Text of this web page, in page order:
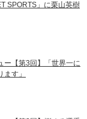
SPORTS」に栗山英樹
ー【第3回】「世界一に
す」